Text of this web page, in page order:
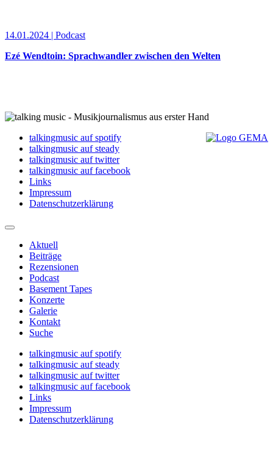
14.01.2024 | Podcast
Ezé Wendtoin: Sprachwandler zwischen den Welten
talkingmusic auf spotify
talkingmusic auf steady
talkingmusic auf twitter
talkingmusic auf facebook
Links
Impressum
Datenschutzerklärung
Aktuell
Beiträge
Rezensionen
Podcast
Basement Tapes
Konzerte
Galerie
Kontakt
Suche
talkingmusic auf spotify
talkingmusic auf steady
talkingmusic auf twitter
talkingmusic auf facebook
Links
Impressum
Datenschutzerklärung